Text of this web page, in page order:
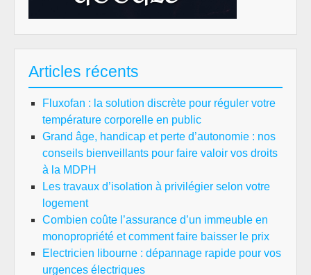
Articles récents
Fluxofan : la solution discrète pour réguler votre
température corporelle en public
Grand âge, handicap et perte d’autonomie : nos
conseils bienveillants pour faire valoir vos droits
à la MDPH
Les travaux d’isolation à privilégier selon votre
logement
Combien coûte l’assurance d’un immeuble en
monopropriété et comment faire baisser le prix
Electricien libourne : dépannage rapide pour vos
urgences électriques